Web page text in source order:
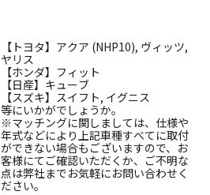
【トヨタ】アクア (NHP10), ヴィッツ,
ヤリス
【ホンダ】フィット
【日産】キューブ
【スズキ】スイフト, イグニス
等にいかがでしょうか。
※マッチングに関しましては、仕様や
年式などにより上記車種すべてに取付
ができない場合もございますので、お
客様にてご確認いただくか、ご不明な
点は弊社までお気軽にお問い合わせく
ださい。